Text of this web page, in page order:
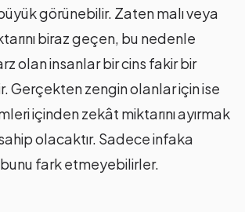
görünebilir. Zaten malı veya
biraz geçen, bu nedenle
olan insanlar bir cins fakir bir
Gerçekten zengin olanlar için ise
içinden zekât miktarını ayırmak
olacaktır. Sadece infaka
bunu fark etmeyebilirler.